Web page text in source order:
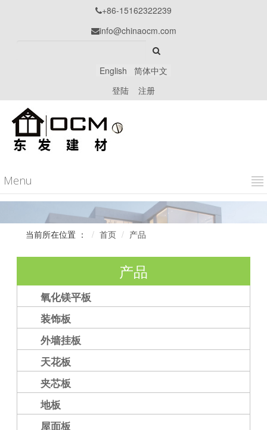
+86-15162322239
info@chinaocm.com
English
简体中文
登陆
注册
Menu
当前所在位置 ： 首页 产品
产品
氧化镁平板
装饰板
外墙挂板
天花板
夹芯板
地板
屋面板